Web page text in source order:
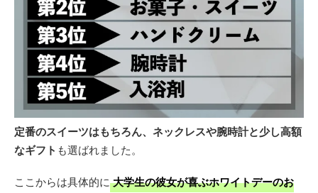
定番のスイーツはもちろん、ネックレスや腕時計と少し高額
なギフト も選ばれました。
ここからは具体的に 大学生の彼女が喜ぶホワイトデーのお